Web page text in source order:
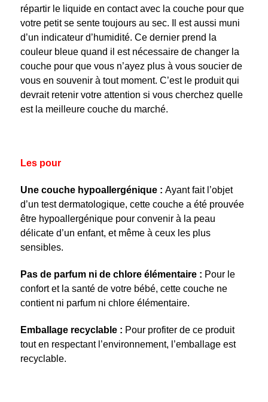
répartir le liquide en contact avec la couche pour que
votre petit se sente toujours au sec. Il est aussi muni
d’un indicateur d’humidité. Ce dernier prend la
couleur bleue quand il est nécessaire de changer la
couche pour que vous n’ayez plus à vous soucier de
vous en souvenir à tout moment. C’est le produit qui
devrait retenir votre attention si vous cherchez quelle
est la meilleure couche du marché.
Les pour
Une couche hypoallergénique : Ayant fait l’objet
d’un test dermatologique, cette couche a été prouvée
être hypoallergénique pour convenir à la peau
délicate d’un enfant, et même à ceux les plus
sensibles.
Pas de parfum ni de chlore élémentaire : Pour le
confort et la santé de votre bébé, cette couche ne
contient ni parfum ni chlore élémentaire.
Emballage recyclable : Pour profiter de ce produit
tout en respectant l’environnement, l’emballage est
recyclable.